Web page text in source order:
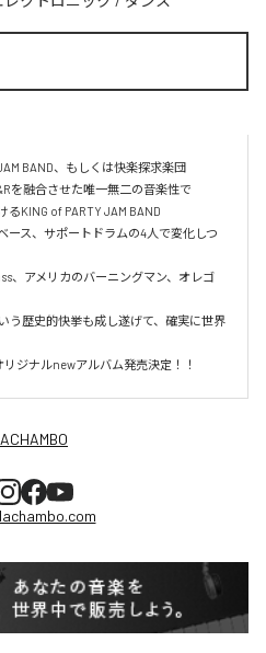
BAND、もしくは快楽探求楽団
を融合させた唯一無二の音楽性で
KING of PARTY JAM BAND
ース、サポートドラムの4人で変化しつ
、アメリカのバーニングマン、オレゴ
う歴史的快挙も成し遂げて、確実に世界